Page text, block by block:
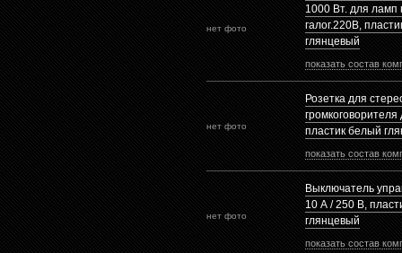
нет фото
1000 Вт. для ламп
галог.220В,
глянцевый
показать состав
нет фото
Розетка для
громкоговорителя
пластик белый
показать состав
нет фото
Выключатель
10 А / 250 В,
глянцевый
показать состав